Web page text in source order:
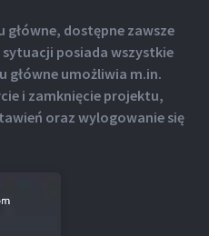
dostępne zawsze
posiada wszystkie
główne umożliwia m.in.
i zamknięcie projektu,
oraz wylogowanie się